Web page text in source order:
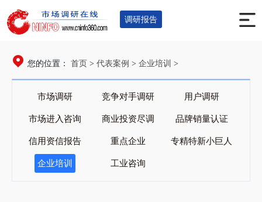
调研报告
您的位置： 首页 > 代表案例 > 企业培训 >
市场调研 竞争对手调研 用户调研
市场进入咨询 商业投资尽调 品牌销量认证
信用资信报告 重点企业 专精特新小巨人
企业培训 工业咨询